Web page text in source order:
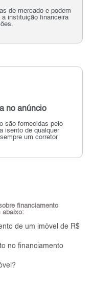
de mercado e podem
instituição financeira
no anúncio
são fornecidas pelo
isento de qualquer
um corretor
financiamento
abaixo:
de um imóvel de R$
no financiamento